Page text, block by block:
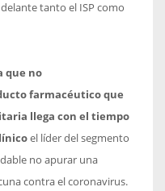
tanto el ISP como
que no
farmacéutico que
llega con el tiempo
el líder del segmento
no apurar una
contra el coronavirus.